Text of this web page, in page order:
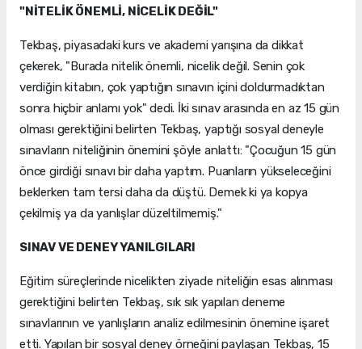
"NİTELİK ÖNEMLİ, NİCELİK DEĞİL"
Tekbaş, piyasadaki kurs ve akademi yarışına da dikkat
çekerek, "Burada nitelik önemli, nicelik değil. Senin çok
verdiğin kitabın, çok yaptığın sınavın içini doldurmadıktan
sonra hiçbir anlamı yok" dedi. İki sınav arasında en az 15 gün
olması gerektiğini belirten Tekbaş, yaptığı sosyal deneyle
sınavların niteliğinin önemini şöyle anlattı: "Çocuğun 15 gün
önce girdiği sınavı bir daha yaptım. Puanların yükseleceğini
beklerken tam tersi daha da düştü. Demek ki ya kopya
çekilmiş ya da yanlışlar düzeltilmemiş."
SINAV VE DENEY YANILGILARI
Eğitim süreçlerinde nicelikten ziyade niteliğin esas alınması
gerektiğini belirten Tekbaş, sık sık yapılan deneme
sınavlarının ve yanlışların analiz edilmesinin önemine işaret
etti. Yapılan bir sosyal deney örneğini paylaşan Tekbaş, 15